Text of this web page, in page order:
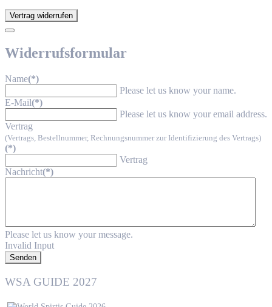
Vertrag widerrufen
Widerrufsformular
Name(*)
Please let us know your name.
E-Mail(*)
Please let us know your email address.
Vertrag
(Vertrags, Bestellnummer, Rechnungsnummer zur Identifizierung des Vertrags)
(*)
Vertrag
Nachricht(*)
Please let us know your message.
Invalid Input
Senden
WSA GUIDE 2027